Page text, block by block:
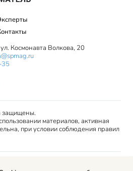
Космонавта Волкова, 20
материалов, активная
при условии соблюдения правил